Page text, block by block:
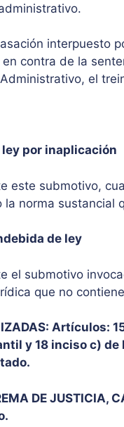
interpuesto
en contra de la
el
por inaplicación
este submotivo,
la norma sustancial
de ley
el submotivo
que no
Artículos:
y 18 inciso c)
DE